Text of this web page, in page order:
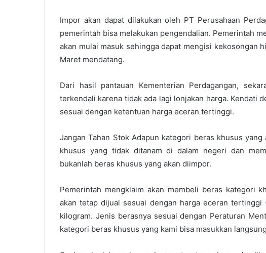
Impor akan dapat dilakukan oleh PT Perusahaan
pemerintah bisa melakukan pengendalian. Pemerintah
akan mulai masuk sehingga dapat mengisi kekosongan
Maret mendatang.
Dari hasil pantauan Kementerian Perdagangan,
terkendali karena tidak ada lagi lonjakan harga. Kendati
sesuai dengan ketentuan harga eceran tertinggi.
Jangan Tahan Stok Adapun kategori beras khusus
khusus yang tidak ditanam di dalam negeri dan
bukanlah beras khusus yang akan diimpor.
Pemerintah mengklaim akan membeli beras kategori
akan tetap dijual sesuai dengan harga eceran
kilogram. Jenis berasnya sesuai dengan Peraturan
kategori beras khusus yang kami bisa masukkan